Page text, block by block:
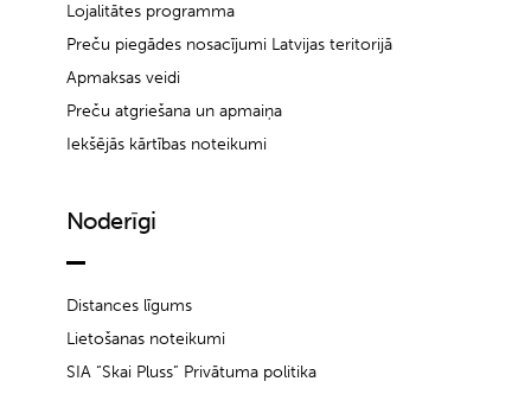
Lojalitātes programma
Preču piegādes nosacījumi Latvijas teritorijā
Apmaksas veidi
Preču atgriešana un apmaiņa
Iekšējās kārtības noteikumi
Noderīgi
Distances līgums
Lietošanas noteikumi
SIA “Skai Pluss” Privātuma politika